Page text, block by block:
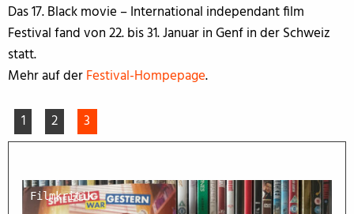
Das 17. Black movie – International independant film
Festival fand von 22. bis 31. Januar in Genf in der Schweiz
statt.
Mehr auf derFestival-Hompepage.
1 2 3
Filmkritik